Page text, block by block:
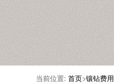
当前位置: 首页>镶钻费用